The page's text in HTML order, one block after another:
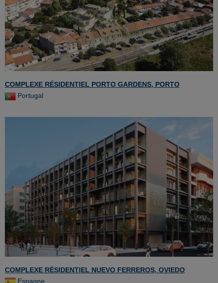
COMPLEXE RÉSIDENTIEL PORTO GARDENS, PORTO
Portugal
COMPLEXE RÉSIDENTIEL NUEVO FERREROS, OVIEDO
Espagne